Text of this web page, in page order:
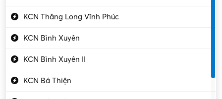
Kỹ thuật cao
Kỹ thuật mạng – IT
Làm bán thời gian
Lao động phổ thông
KCN Thăng Long Vĩnh Phúc
KCN Bình Xuyên
KCN Bình Xuyên II
KCN Bá Thiện